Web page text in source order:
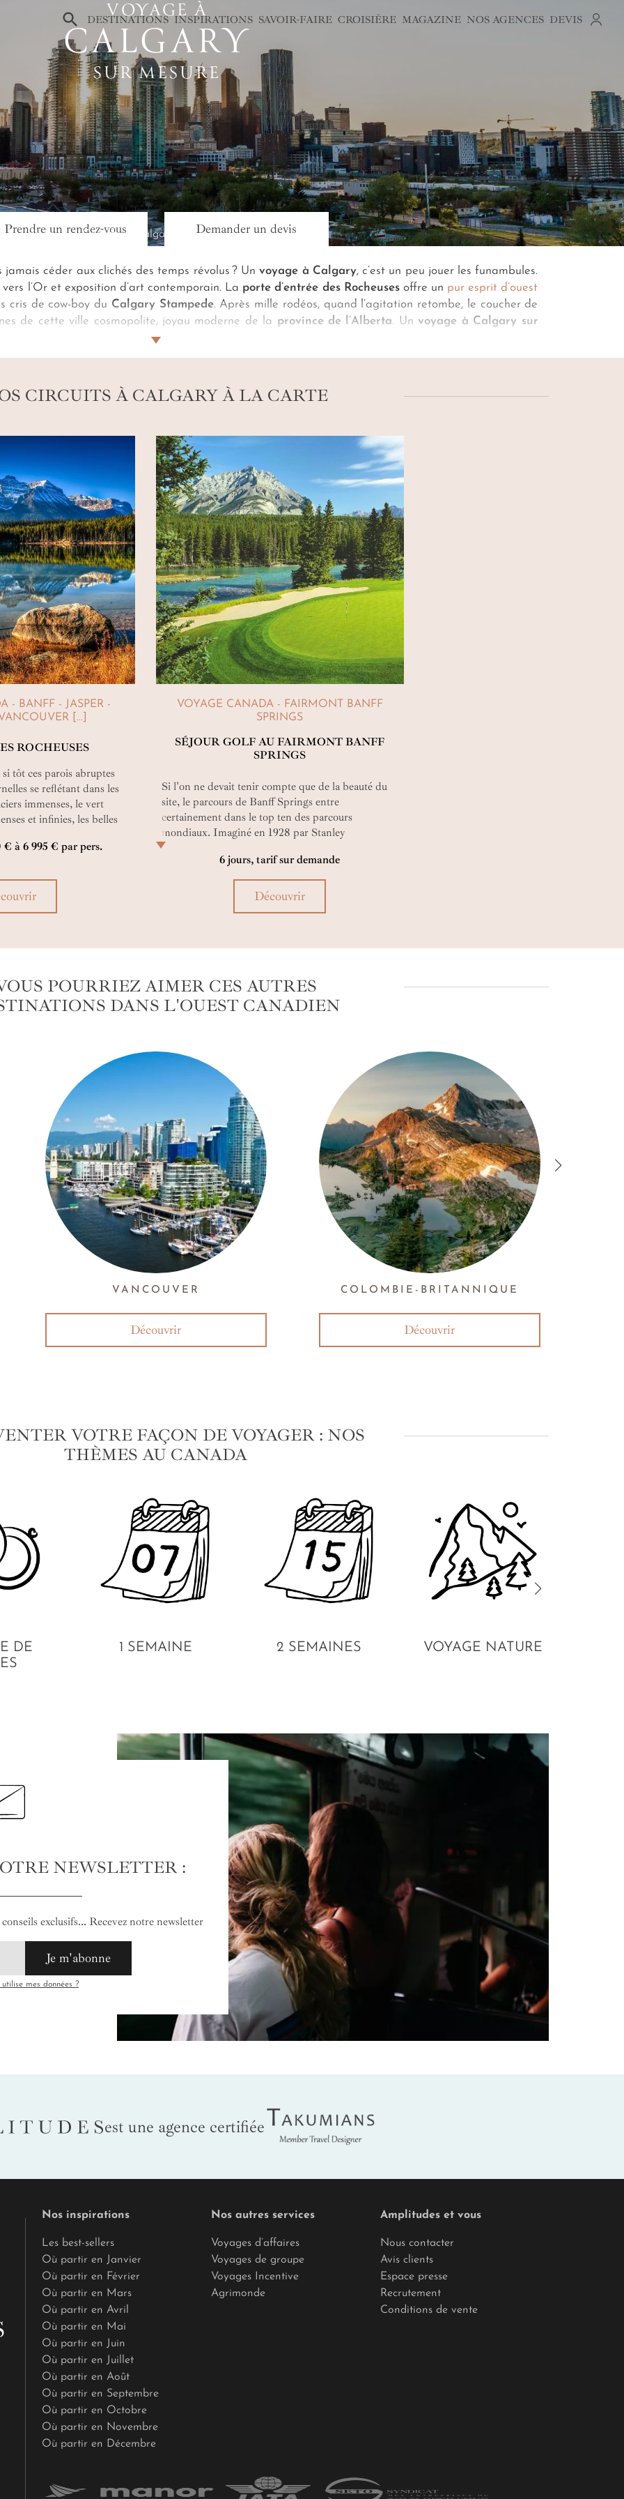
× DESTINATIONS INSPIRATIONS SAVOIR-FAIRE CROISIÈRE MAGAZINE NOS AGENCES DEVIS
VOYAGE À
CALGARY
SUR MESURE
Prendre un rendez-vous Demander un devis
de voyage Canada Calgary
céder aux clichés des temps révolus ? Unvoyage à Calgary, c’est un peu jouer les funambules.
l’Or et exposition d’art contemporain. La porte d’entrée des Rocheusesoffre un pur esprit d’ouest
cris de cow-boy du Calgary Stampede. Après mille rodéos, quand l’agitation retombe, le coucher de
de cette ville cosmopolite, joyau moderne de la province de l’Alberta. Unvoyage à Calgary sur
c’est l’art de tirer le fil entre vos attentes et les surprises de «
CIRCUITS À CALGARY À LA CARTE
- BANFF - JASPER -
[...]
ROCHEUSES
tôt ces parois abruptes
se reflétant dans les
immenses, le vert
et infinies, les belles
hymne à une nature
€ à 6 995 € par pers.
VOYAGE CANADA - FAIRMONT BANFF
SPRINGS
SÉJOUR GOLF AU FAIRMONT BANFF
SPRINGS
Si l'on ne devait tenir compte que de la beauté du
site, le parcours de Banff Springs entre
certainement dans le top ten des parcours
mondiaux. Imaginé en 1928 par Stanley
Thompson, célèbre architecte de terrains de golf
canadien, le long de la sinueuse rivière Bow, les 18
trous d'origine se sont enrichis en 1989 de 9 trous
pour devenir un parcours de championnat 27 trous
qui inspirera aujourd'hui aussi bien les golfeurs
6 jours, tarif sur demande
Découvrir
POURRIEZ AIMER CES AUTRES
DANS L'OUEST CANADIEN
VANCOUVER
Découvrir
COLOMBIE-BRITANNIQUE
Découvrir
VOTRE FAÇON DE VOYAGER : NOS
THÈMES AU CANADA
DE
1 SEMAINE 2 SEMAINES VOYAGE NATURE
NEWSLETTER :
exclusifs... Recevez notre newsletter
Je m'abonne
mes données ?
est une agence certifiée Takumians
Nos inspirations
Les best-sellers
Où partir en Janvier
Où partir en Février
Où partir en Mars
Où partir en Avril
Où partir en Mai
Où partir en Juin
Où partir en Juillet
Où partir en Août
Où partir en Septembre
Où partir en Octobre
Où partir en Novembre
Où partir en Décembre
Nos autres services
Voyages d’affaires
Voyages de groupe
Voyages Incentive
Agrimonde
Amplitudes et vous
Nous contacter
Avis clients
Espace presse
Recrutement
Conditions de vente